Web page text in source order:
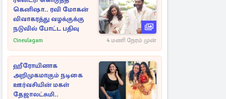
கெனிஷா.. ரவி மோகன்
விவாகரத்து வழக்குக்கு
நடுவில் போட்ட பதிவு
Cineulagam 4 மணி நேரம் முன்
ஹீரோயினாக
அறிமுகமாகும் நடிகை
ஊர்வசியின் மகள்
தேஜாலட்சுமி..